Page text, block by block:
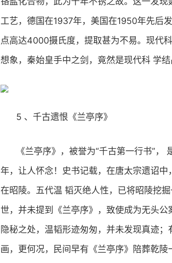
工艺，德国在1937年，美国在1950年先后
点高达4000摄氏度，提取甚为不易。现代
想象，秦始皇手中之剑，竟然是现代科 学
5 、千古遗恨《兰亭序》
《兰亭序》，被誉为“千古第一行书”
年，让人怀念！史书记载，在唐太宗遗诏
在昭陵。五代温 韬灭绝人性，已将昭陵挖
世，并未提到《兰亭序》，致使成为无头
隐秘之处，温韬形迹匆匆，并未发现真迹
画，更何况，民间早有《兰亭序》陪葬乾